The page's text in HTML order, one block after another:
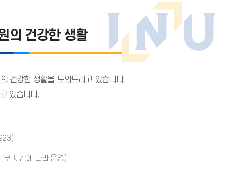
의 건강한 생활
건강한 생활을 도와드리고 있습니다.
있습니다.
시간에 따라 운영)